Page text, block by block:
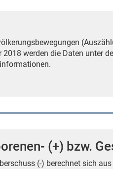
werden die Daten unter
(+) bzw.
(-) berechnet sich